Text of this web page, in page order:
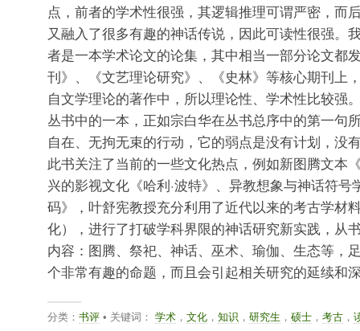
点，前者的学术性很强，其逻辑推理可谓严密，而
又融入了很多有趣的神话传说，因此可读性很强。
者是一本学术论文的论集，其中相当一部分论文都
刊》、《文艺理论研究》、《史林》等核心期刊上
自文学理论的著作中，所以理论性、学术性比较强
丛书中的一本，正如宗白华在丛书总序中的第一句
自在、无拘无束的行动，它的弱点是没有计划，没
此书关注了当前的一些文化热点，例如新图腾文本
兴的影视文化《哈利·波特》、异教想象与神话符号
码》，叶舒宪教授充分利用了近代以来的考古学材
化），进行了打破学科界限的神话研究新实践，从
内容：图腾、祭祀、神话、巫术、瑜伽、生态等，
个非常有趣的命题，而且会引起相关研究的延续和
分类： 书评• 关键词： 学术， 文化， 知识 ， 研究生 ， 硕士， 考古，